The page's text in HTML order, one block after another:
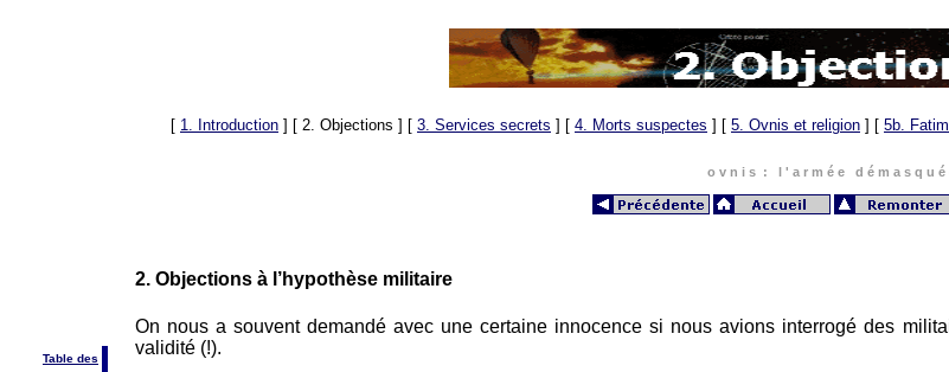
[ 1. Introduction ] [ 2. Objections ] [ 3. Services secrets ] [ 4. Morts suspectes ] [ 5. Ovnis et religion ] [ 5b.
o v n i s : l ' a r m é e d é m a s q u é
Table des
2. Objections à l’hypothèse militaire
On nous a souvent demandé avec une certaine innocence si nous avions interrogé des
validité (!).